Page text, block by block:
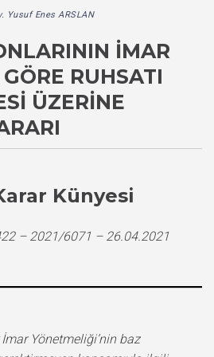
Yusuf Enes ARSLAN
İMAR
RUHSATI
ÜZERINE
Künyesi
– 2021/6071 – 26.04.2021
Yönetmeliği’nin baz